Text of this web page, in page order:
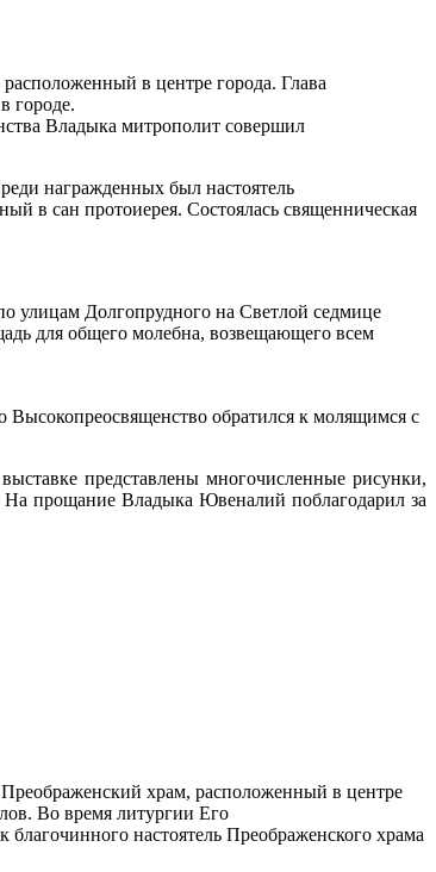
в центре города. Глава
городе.
Владыка митрополит совершил
награжденных был настоятель
в сан протоиерея. Состоялась священническая
улицам Долгопрудного на Светлой седмице
для общего молебна, возвещающего всем
обратился к молящимся с
представлены многочисленные рисунки,
На прощание Владыка Ювеналий поблагодарил за
храм, расположенный в центре
Во время литургии Его
настоятель Преображенского храма